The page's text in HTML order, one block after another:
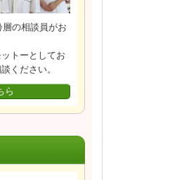
の相談員がお
トーとしてお
ください。
ら